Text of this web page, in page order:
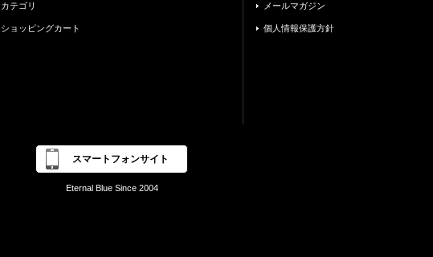
カテゴリ
ショッピングカート
メールマガジン
個人情報保護方針
スマートフォンサイト
Eternal Blue Since 2004